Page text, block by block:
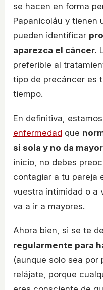
se hacen en forma
Papanicoláu y tienen
pueden identificar
aparezca el cáncer.
preferible al
tipo de precáncer es
tiempo.
En definitiva,
enfermedad que
si sola y no da
inicio, no debes
contagiar a tu pareja
vuestra intimidad o a
va a ir a mayores.
Ahora bien, si se te
regularmente para
(aunque solo sea por
relájate, porque